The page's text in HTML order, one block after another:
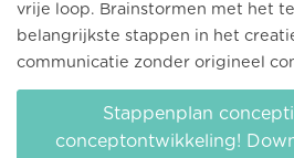
vrije loop. Brainstormen met het
belangrijkste stappen in het
communicatie zonder origineel
Stappenplan
conceptontwikkeling!